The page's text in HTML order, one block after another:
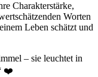
Charakterstärke,
Worten
Leben schätzt und
– sie leuchtet in
❤️